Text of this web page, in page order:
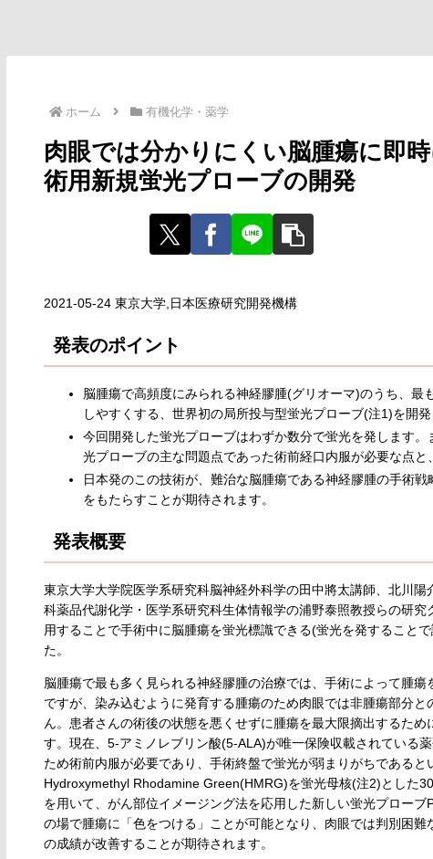
ホーム 有機化学・薬学
肉眼では分かりにくい脳腫瘍に即
術用新規蛍光プローブの開発
2021-05-24 東京大学,日本医療研究開発機構
発表のポイント
脳腫瘍で高頻度にみられる神経膠腫(グリオーマ)のうち、
しやすくする、世界初の局所投与型蛍光プローブ(注1)を開発
今回開発した蛍光プローブはわずか数分で蛍光を発します
光プローブの主な問題点であった術前経口内服が必要な点
日本発のこの技術が、難治な脳腫瘍である神経膠腫の手術
をもたらすことが期待されます。
発表概要
東京大学大学院医学系研究科脳神経外科学の田中將太講師、北川
科薬品代謝化学・医学系研究科生体情報学の浦野泰照教授らの研
用することで手術中に脳腫瘍を蛍光標識できる(蛍光を発すること
た。
脳腫瘍で最も多く見られる神経膠腫の治療では、手術によって腫
ですが、染み込むように発育する腫瘍のため肉眼では非腫瘍部分
ん。患者さんの術後の状態を悪くせずに腫瘍を最大限摘出するた
す。現在、5-アミノレブリン酸(5-ALA)が唯一保険収載されている
ため術前内服が必要であり、手術終盤で蛍光が弱まりがちである
Hydroxymethyl Rhodamine Green(HMRG)を蛍光母核(注2)とした
を用いて、がん部位イメージング法を応用した新しい蛍光プロー
の場で腫瘍に「色をつける」ことが可能となり、肉眼では判別困
の成績が改善することが期待されます。